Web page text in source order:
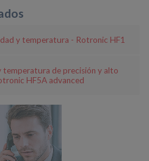
y temperatura - Rotronic HF1
temperatura de precisión y alto
HF5A advanced